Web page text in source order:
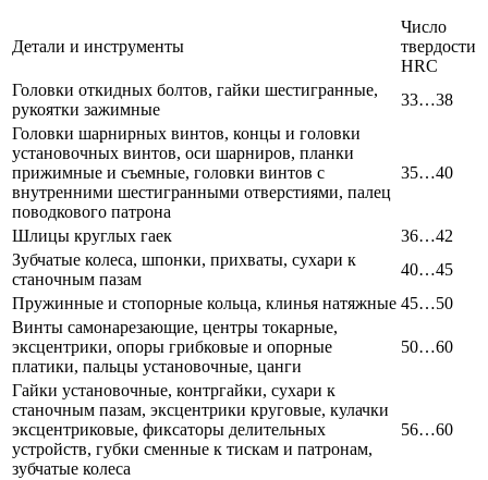
Детали и инструменты
Число
твердости
HRC
Головки откидных болтов, гайки шестигранные,
рукоятки зажимные
33…38
Головки шарнирных винтов, концы и головки
установочных винтов, оси шарниров, планки
прижимные и съемные, головки винтов с
внутренними шестигранными отверстиями, палец
поводкового патрона
35…40
Шлицы круглых гаек
36…42
Зубчатые колеса, шпонки, прихваты, сухари к
станочным пазам
40…45
Пружинные и стопорные кольца, клинья натяжные 45…50
Винты самонарезающие, центры токарные,
эксцентрики, опоры грибковые и опорные
платики, пальцы установочные, цанги
50…60
Гайки установочные, контргайки, сухари к
станочным пазам, эксцентрики круговые, кулачки
эксцентриковые, фиксаторы делительных
устройств, губки сменные к тискам и патронам,
зубчатые колеса
56…60